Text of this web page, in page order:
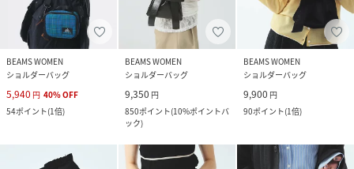
BEAMS WOMEN
ショルダーバッグ
5,940 円 40%OFF
54ポイント(1倍)
BEAMS WOMEN
ショルダーバッグ
9,350 円
850ポイント(10%ポイントバ
ック)
BEAMS WOMEN
ショルダーバッグ
9,900 円
90ポイント(1倍)